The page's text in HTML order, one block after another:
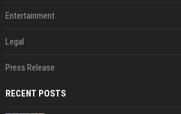
Entertainment
Legal
Press Release
RECENT POSTS